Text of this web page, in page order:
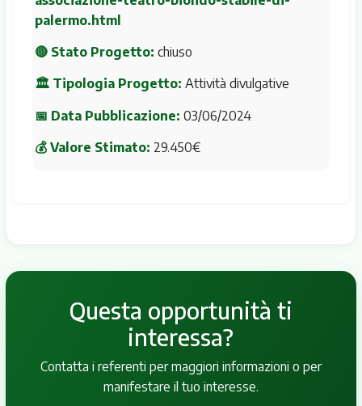
palermo.html
🔴 Stato Progetto: chiuso
🏛 Tipologia Progetto: Attività divulgative
📅 Data Pubblicazione: 03/06/2024
💰 Valore Stimato: 29.450€
Questa opportunità ti
interessa?
Contatta i referenti per maggiori informazioni o per
manifestare il tuo interesse.